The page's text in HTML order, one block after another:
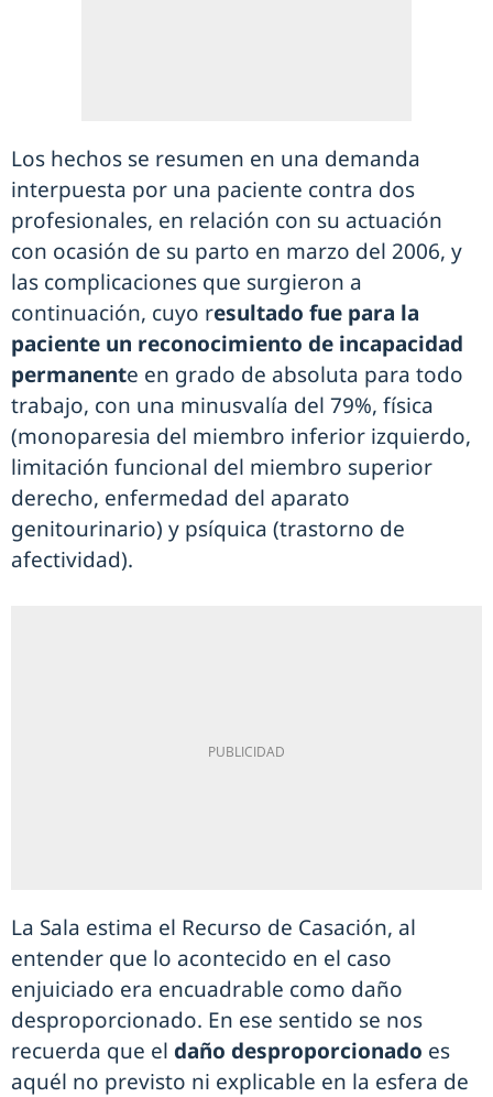
Los hechos se resumen en una demanda
interpuesta por una paciente contra dos
profesionales, en relación con su actuación
con ocasión de su parto en marzo del 2006, y
las complicaciones que surgieron a
continuación, cuyo resultado fue para la
paciente un reconocimiento de incapacidad
permanente en grado de absoluta para todo
trabajo, con una minusvalía del 79%, física
(monoparesia del miembro inferior izquierdo,
limitación funcional del miembro superior
derecho, enfermedad del aparato
genitourinario) y psíquica (trastorno de
afectividad).
La Sala estima el Recurso de Casación, al
entender que lo acontecido en el caso
enjuiciado era encuadrable como daño
desproporcionado. En ese sentido se nos
recuerda que el daño desproporcionado es
aquél no previsto ni explicable en la esfera de